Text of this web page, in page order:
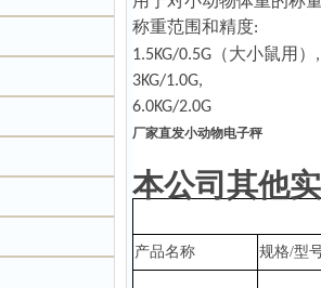
称重范围和精度:
1.5KG/0.5G （大小鼠用） ,
3KG/1.0G,
6.0KG/2.0G
厂家直发小动物电子秤
本公司其他
产品名称 规格/型